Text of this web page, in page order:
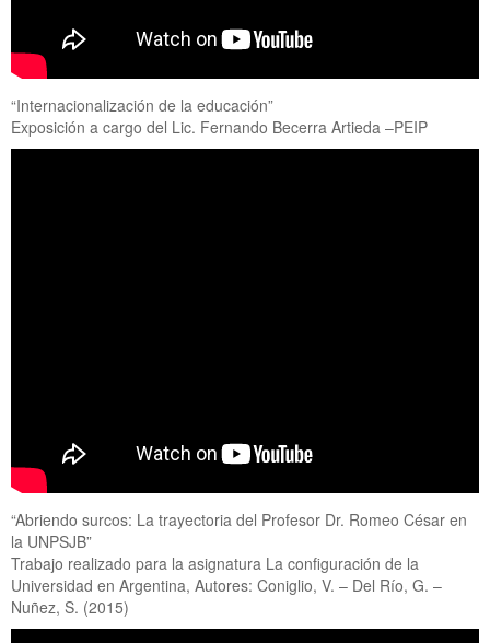
“Internacionalización de la educación”
Exposición a cargo del Lic. Fernando Becerra Artieda –PEIP
“Abriendo surcos: La trayectoria del Profesor Dr. Romeo César en
la UNPSJB”
Trabajo realizado para la asignatura La configuración de la
Universidad en Argentina, Autores: Coniglio, V. – Del Río, G. –
Nuñez, S. (2015)